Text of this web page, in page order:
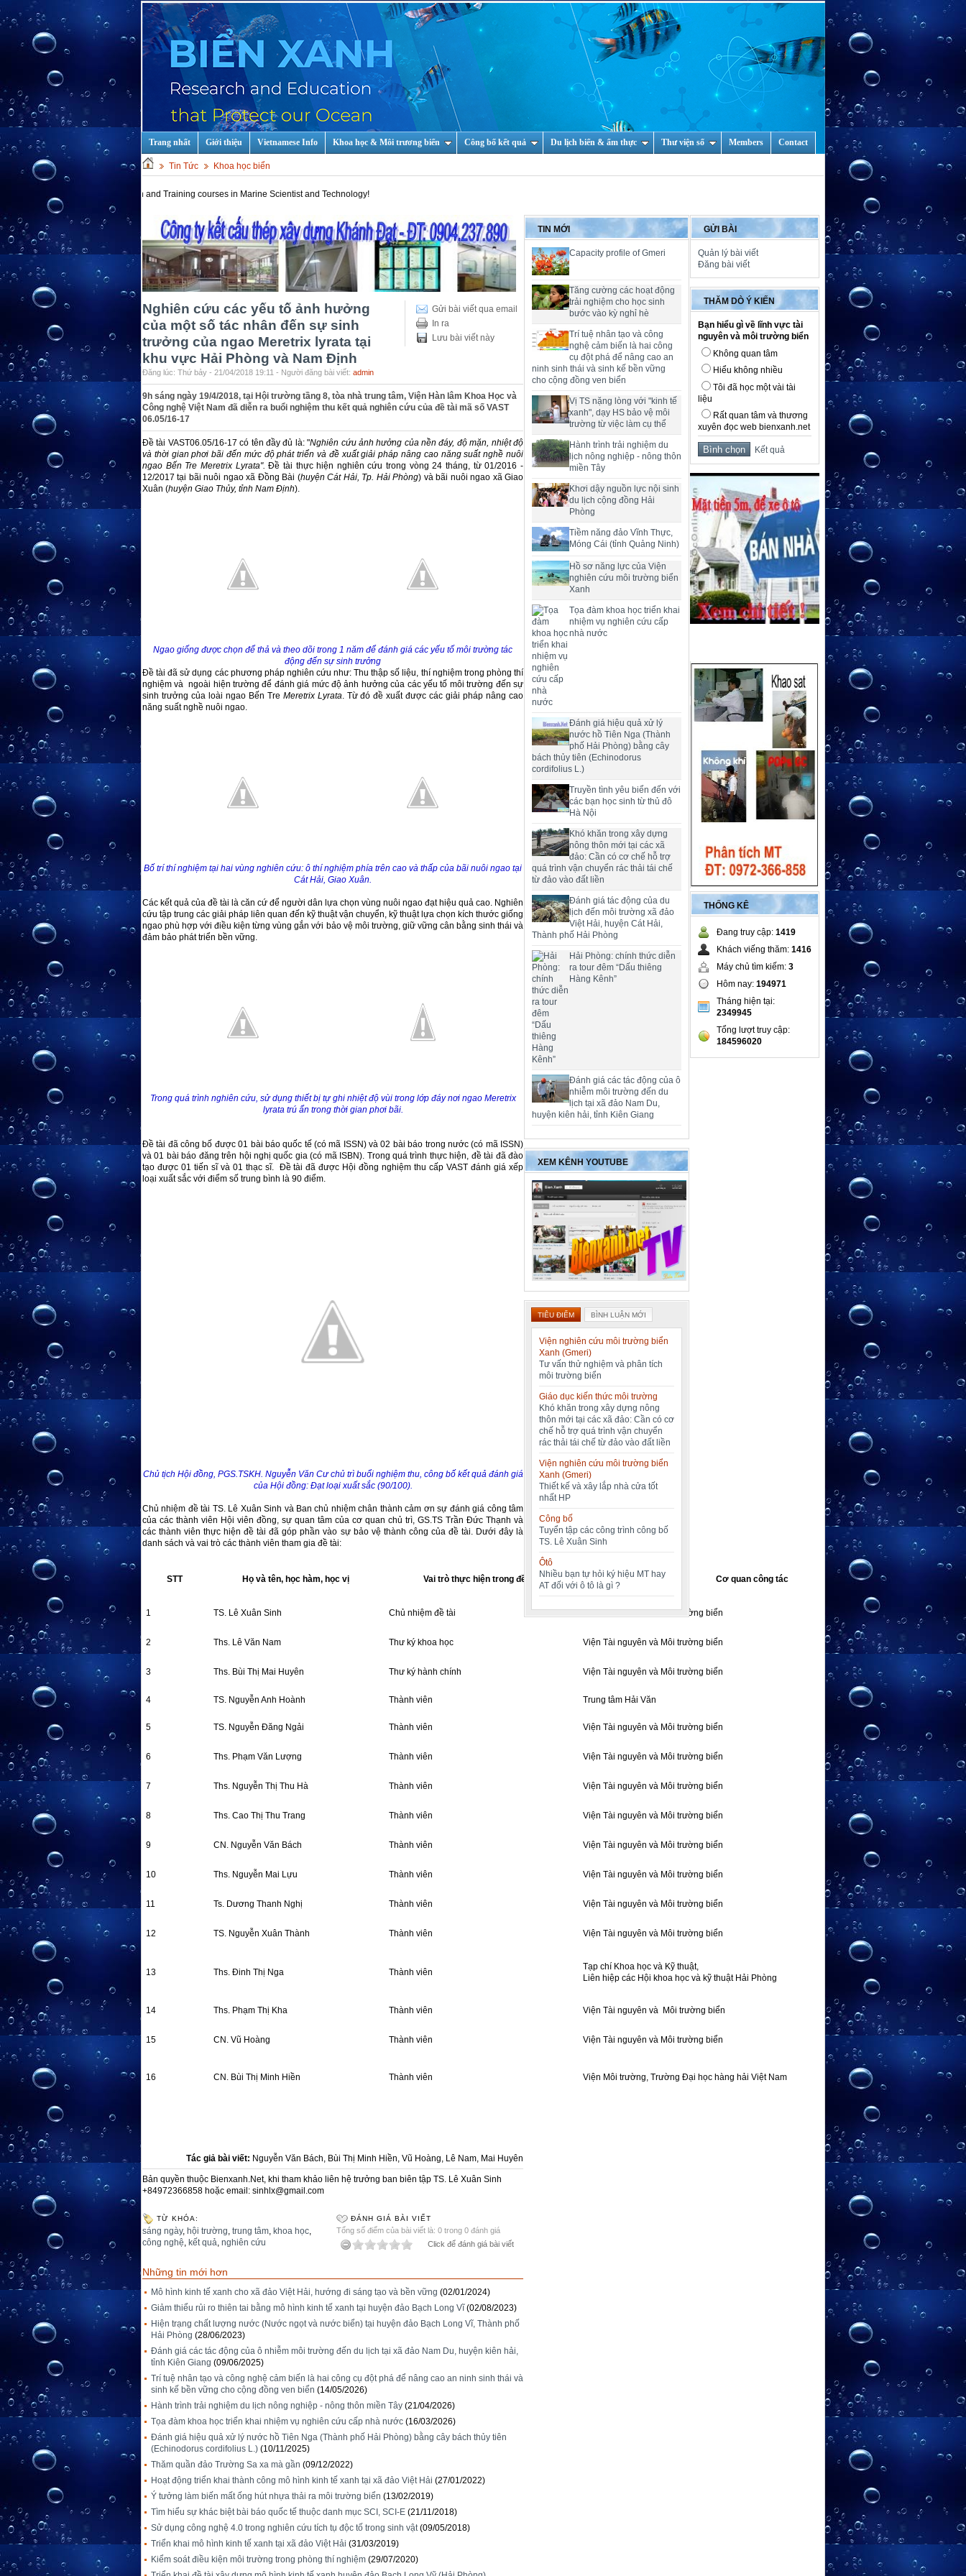
Trang nhất Giới thiệu Vietnamese Info Khoa học & Môi trương biển Công bố kết quả Du lịch biển & ẩm thực Thư viện số Members Contact
Tin Tức Khoa học biển
keys: Education and Training courses in Marine Scientist and Technology!
Gửi bài viết qua email
In ra
Lưu bài viết này
Nghiên cứu các yếu tố ảnh hưởng
của một số tác nhân đến sự sinh
trưởng của ngao Meretrix lyrata tại
khu vực Hải Phòng và Nam Định
Đăng lúc: Thứ bảy - 21/04/2018 19:11 - Người đăng bài viết: admin
9h sáng ngày 19/4/2018, tại Hội trường tầng 8, tòa nhà trung tâm, Viện Hàn lâm Khoa Học và
Công nghệ Việt Nam đã diễn ra buổi nghiệm thu kết quả nghiên cứu của đề tài mã số VAST
06.05/16-17
Đề tài VAST06.05/16-17 có tên đầy đủ là: "Nghiên cứu ảnh hưởng của nền đáy, độ mặn, nhiệt độ
và thời gian phơi bãi đến mức độ phát triển và đề xuất giải pháp nâng cao năng suất nghề nuôi
ngao Bến Tre Meretrix Lyrata".Đề tài thực hiện nghiên cứu trong vòng 24 tháng, từ 01/2016 -
12/2017 tại bãi nuôi ngao xã Đồng Bài (huyện Cát Hải, Tp. Hải Phòng) và bãi nuôi ngao xã Giao
Xuân (huyện Giao Thủy, tỉnh Nam Định).
Ngao giống được chọn để thả và theo dõi trong 1 năm để đánh giá các yếu tố môi trường tác
động đến sự sinh trưởng
Đề tài đã sử dụng các phương pháp nghiên cứu như: Thu thập số liệu, thí nghiệm trong phòng thí
nghiệm và ngoài hiện trường để đánh giá mức độ ảnh hưởng của các yếu tố môi trường đến sự
sinh trưởng của loài ngao Bến Tre Meretrix Lyrata. Từ đó đề xuất được các giải pháp nâng cao
năng suất nghề nuôi ngao.
Bố trí thí nghiệm tại hai vùng nghiên cứu: ô thí nghiệm phía trên cao và thấp của bãi nuôi ngao tại
Cát Hải, Giao Xuân.
Các kết quả của đề tài là căn cứ để người dân lựa chọn vùng nuôi ngao đạt hiệu quả cao. Nghiên
cứu tập trung các giải pháp liên quan đến kỹ thuật vận chuyển, kỹ thuật lựa chọn kích thước giống
ngao phù hợp với điều kiện từng vùng gắn với bảo vệ môi trường, giữ vững cân bằng sinh thái và
đảm bảo phát triển bền vững.
Trong quá trình nghiên cứu, sử dụng thiết bị tự ghi nhiệt độ vùi trong lớp đáy nơi ngao Meretrix
lyrata trú ẩn trong thời gian phơi bãi.
Đề tài đã công bố được 01 bài báo quốc tế (có mã ISSN) và 02 bài báo trong nước (có mã ISSN)
và 01 bài báo đăng trên hội nghị quốc gia (có mã ISBN). Trong quá trình thực hiện, đề tài đã đào
tạo được 01 tiến sĩ và 01 thạc sĩ. Đề tài đã được Hội đồng nghiệm thu cấp VAST đánh giá xếp
loại xuất sắc với điểm số trung bình là 90 điểm.
Chủ tịch Hội đồng, PGS.TSKH. Nguyễn Văn Cư chủ trì buổi nghiệm thu, công bố kết quả đánh giá
của Hội đồng: Đạt loại xuất sắc (90/100).
Chủ nhiệm đề tài TS. Lê Xuân Sinh và Ban chủ nhiệm chân thành cảm ơn sự đánh giá công tâm
của các thành viên Hội viên đồng, sự quan tâm của cơ quan chủ trì, GS.TS Trần Đức Thạnh và
các thành viên thực hiện đề tài đã góp phần vào sự bảo vệ thành công của đề tài. Dưới đây là
danh sách và vai trò các thành viên tham gia đề tài:
STT Họ và tên, học hàm, học vị Vai trò thực hiện trong đề tài Cơ quan công tác
1 TS. Lê Xuân Sinh Chủ nhiệm đề tài Viện Tài nguyên và Môi trường biển
2 Ths. Lê Văn Nam Thư ký khoa học Viện Tài nguyên và Môi trường biển
3 Ths. Bùi Thị Mai Huyên Thư ký hành chính Viện Tài nguyên và Môi trường biển
4 TS. Nguyễn Anh Hoành Thành viên Trung tâm Hải Văn
5 TS. Nguyễn Đăng Ngải Thành viên Viện Tài nguyên và Môi trường biển
6 Ths. Phạm Văn Lượng Thành viên Viện Tài nguyên và Môi trường biển
7 Ths. Nguyễn Thị Thu Hà Thành viên Viện Tài nguyên và Môi trường biển
8 Ths. Cao Thị Thu Trang Thành viên Viện Tài nguyên và Môi trường biển
9 CN. Nguyễn Văn Bách Thành viên Viện Tài nguyên và Môi trường biển
10 Ths. Nguyễn Mai Lựu Thành viên Viện Tài nguyên và Môi trường biển
11 Ts. Dương Thanh Nghị Thành viên Viện Tài nguyên và Môi trường biển
12 TS. Nguyễn Xuân Thành Thành viên Viện Tài nguyên và Môi trường biển
13 Ths. Đinh Thị Nga Thành viên
Tạp chí Khoa học và Kỹ thuật,
Liên hiệp các Hội khoa học và kỹ thuật Hải Phòng
14 Ths. Phạm Thị Kha Thành viên Viện Tài nguyên và Môi trường biển
15 CN. Vũ Hoàng Thành viên Viện Tài nguyên và Môi trường biển
16 CN. Bùi Thị Minh Hiền Thành viên Viện Môi trường, Trường Đại học hàng hải Việt Nam
Tác giả bài viết: Nguyễn Văn Bách, Bùi Thị Minh Hiền, Vũ Hoàng, Lê Nam, Mai Huyên
Bản quyền thuộc Bienxanh.Net, khi tham khảo liên hệ trưởng ban biên tập TS. Lê Xuân Sinh
+84972366858 hoặc email: sinhlx@gmail.com
TỪ KHÓA:
sáng ngày, hội trường trung tâm khoa học
công nghệ kết quả nghiên cứu
ĐÁNH GIÁ BÀI VIẾT
Tổng số điểm của bài viết là: 0 trong 0 đánh giá
Click để đánh giá bài viết
Những tin mới hơn
Mô hình kinh tế xanh cho xã đảo Việt Hải, hướng đi sáng tạo và bền vững (02/01/2024)
Giảm thiểu rủi ro thiên tai bằng mô hình kinh tế xanh tại huyện đảo Bạch Long Vĩ (02/08/2023)
Hiện trạng chất lượng nước (Nước ngọt và nước biển) tại huyện đảo Bạch Long Vĩ, Thành phố
Hải Phòng (28/06/2023)
Đánh giá các tác động của ô nhiễm môi trường đến du lịch tại xã đảo Nam Du, huyện kiên hải,
tỉnh Kiên Giang (09/06/2025)
Trí tuệ nhân tạo và công nghệ cảm biến là hai công cụ đột phá để nâng cao an ninh sinh thái và
sinh kế bền vững cho cộng đồng ven biển (14/05/2026)
Hành trình trải nghiệm du lịch nông nghiệp - nông thôn miền Tây (21/04/2026)
Tọa đàm khoa học triển khai nhiệm vụ nghiên cứu cấp nhà nước (16/03/2026)
Đánh giá hiệu quả xử lý nước hồ Tiên Nga (Thành phố Hải Phòng) bằng cây bách thủy tiên
(Echinodorus cordifolius L.) (10/11/2025)
Thăm quần đảo Trường Sa xa mà gần (09/12/2022)
Hoạt động triển khai thành công mô hình kinh tế xanh tại xã đảo Việt Hải (27/01/2022)
Ý tưởng làm biến mất ống hút nhựa thải ra môi trường biển (13/02/2019)
Tìm hiểu sự khác biệt bài báo quốc tế thuộc danh mục SCI, SCI-E (21/11/2018)
Sử dụng công nghệ 4.0 trong nghiên cứu tích tụ độc tố trong sinh vật (09/05/2018)
Triển khai mô hình kinh tế xanh tại xã đảo Việt Hải (31/03/2019)
Kiểm soát điều kiện môi trường trong phòng thí nghiệm (29/07/2020)
TIN MỚI
Capacity profile of Gmeri
Tăng cường các hoạt động
trải nghiệm cho học sinh
bước vào kỳ nghỉ hè
Trí tuệ nhân tạo và công
nghệ cảm biến là hai công
cụ đột phá để nâng cao an
ninh sinh thái và sinh kế bền vững
cho cộng đồng ven biển
Vị TS nặng lòng với "kinh tế
xanh", dạy HS bảo vệ môi
trường từ việc làm cụ thể
Hành trình trải nghiệm du
lịch nông nghiệp - nông thôn
miền Tây
Khơi dậy nguồn lực nội sinh
du lịch cộng đồng Hải
Phòng
Tiềm năng đảo Vĩnh Thực,
Móng Cái (tỉnh Quảng Ninh)
Hồ sơ năng lực của Viện
nghiên cứu môi trường biển
Xanh
Tọa đàm khoa học triển khai
nhiệm vụ nghiên cứu cấp
nhà nước
Đánh giá hiệu quả xử lý
nước hồ Tiên Nga (Thành
phố Hải Phòng) bằng cây
bách thủy tiên (Echinodorus
cordifolius L.)
Truyền tình yêu biển đến với
các bạn học sinh từ thủ đô
Hà Nội
Khó khăn trong xây dựng
nông thôn mới tại các xã
đảo: Cần có cơ chế hỗ trợ
quá trình vận chuyển rác thải tái chế
từ đảo vào đất liền
Đánh giá tác động của du
lịch đến môi trường xã đảo
Việt Hải, huyện Cát Hải,
Thành phố Hải Phòng
Hải Phòng: chính thức diễn
ra tour đêm “Dấu thiêng
Hàng Kênh”
Đánh giá các tác động của ô
nhiễm môi trường đến du
lịch tại xã đảo Nam Du,
huyện kiên hải, tỉnh Kiên Giang
XEM KÊNH YOUTUBE
TIÊU ĐIỂM BÌNH LUẬN MỚI
Viện nghiên cứu môi trường biển
Xanh (Gmeri)
Tư vấn thử nghiệm và phân tích
môi trường biển
Giáo dục kiến thức môi trường
Khó khăn trong xây dựng nông
thôn mới tại các xã đảo: Cần có cơ
chế hỗ trợ quá trình vận chuyển
rác thải tái chế từ đảo vào đất liền
Viện nghiên cứu môi trường biển
Xanh (Gmeri)
Thiết kế và xây lắp nhà cửa tốt
nhất HP
Công bố
Tuyển tập các công trình công bố
TS. Lê Xuân Sinh
Ôtô
Nhiều bạn tự hỏi ký hiệu MT hay
AT đối với ô tô là gì ?
GỬI BÀI
Quản lý bài viết
Đăng bài viết
THĂM DÒ Ý KIẾN
Bạn hiểu gì về lĩnh vực tài
nguyên và môi trường biển
Không quan tâm
Hiểu không nhiều
Tôi đã học một vài tài
liệu
Rất quan tâm và thương
xuyên đọc web bienxanh.net
Kết quả
THỐNG KÊ
Đang truy cập: 1419
Khách viếng thăm: 1416
Máy chủ tìm kiếm: 3
Hôm nay: 194971
Tháng hiện tại:
2349945
Tổng lượt truy cập:
184596020